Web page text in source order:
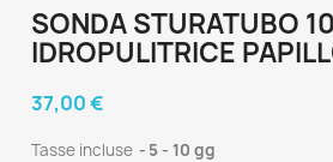
SONDA STURATUBO
IDROPULITRICE
37,00 €
Tasse incluse 5 - 10 gg